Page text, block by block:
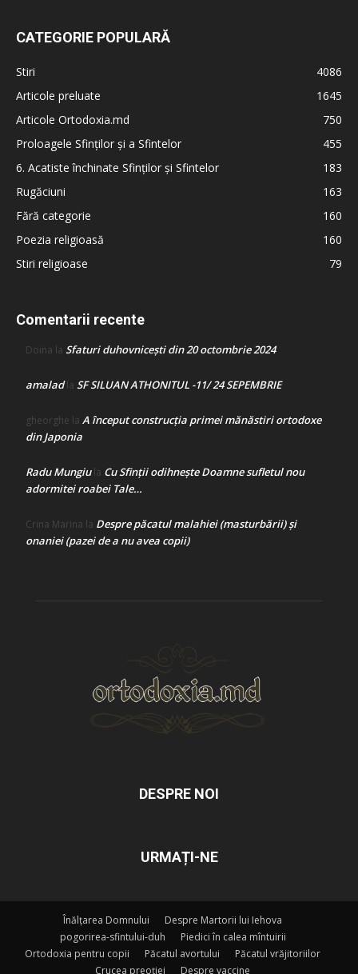
CATEGORIE POPULARĂ
Stiri
4086
Articole preluate
1645
Articole Ortodoxia.md
750
Proloagele Sfinților și a Sfintelor
455
6. Acatiste închinate Sfinților și Sfintelor
183
Rugăciuni
163
Fără categorie
160
Poezia religioasă
160
Stiri religioase
79
Comentarii recente
Doina la Sfaturi duhovnicești din 20 octombrie 2024
amaladla SF SILUAN ATHONITUL -11/ 24 SEPEMBRIE
gheorghe la A început construcţia primei mănăstiri ortodoxe
din Japonia
Radu Mungiula Cu Sfinții odihnește Doamne sufletul nou
adormitei roabei Tale…
Crina Marina la Despre păcatul malahiei (masturbării) şi
onaniei (pazei de a nu avea copii)
DESPRE NOI
URMAȚI-NE
Înălțarea Domnului
Despre Martorii lui Iehova
pogorirea-sfintului-duh
Piedici în calea mîntuirii
Ortodoxia pentru copii
Păcatul avortului
Păcatul vrăjitoriilor
Crucea preoției
Despre vaccine